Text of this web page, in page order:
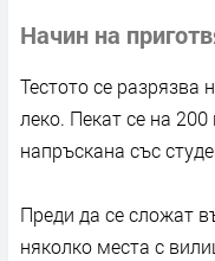
Начин на
Тестото се разрязва
леко. Пекат се на 200
напръскана със
Преди да се сложат
няколко места с